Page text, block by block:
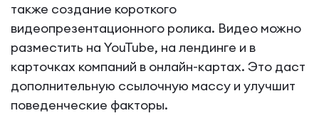
также создание короткого
видеопрезентационного ролика. Видео можно
разместить на YouTube, на лендинге и в
карточках компаний в онлайн-картах. Это даст
дополнительную ссылочную массу и улучшит
поведенческие факторы.